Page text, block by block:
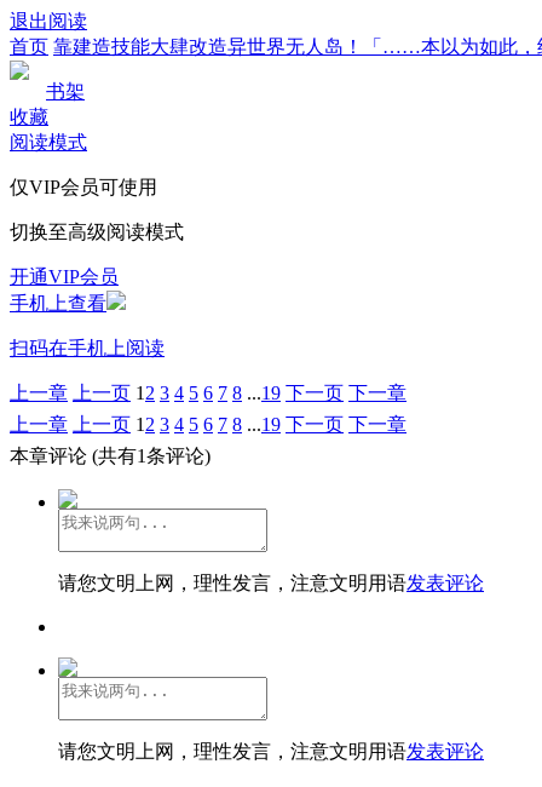
退出阅读
首页 靠建造技能大肆改造异世界无人岛！「……本以为如此
书架
收藏
阅读模式
仅VIP会员可使用
切换至高级阅读模式
开通VIP会员
手机上查看
扫码在手机上阅读
上一章 上一页 1 2 3 4 5 6 7 8 ...19 下一页 下一章
上一章
上一页 1 2 3 4 5 6 7 8 ...19 下一页 下一章
本章评论 (共有1条评论)
请您文明上网，理性发言，注意文明用语发表评论
请您文明上网，理性发言，注意文明用语发表评论